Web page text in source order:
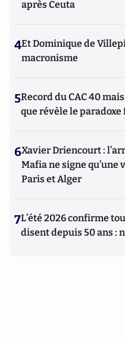
après Ceuta
4Et Dominique de
macronisme
5Record du CAC 40
que révèle le paradoxe
6Xavier Driencourt :
Mafia ne signe
Paris et Alger
7L’été 2026 confirme
disent depuis 50 ans :